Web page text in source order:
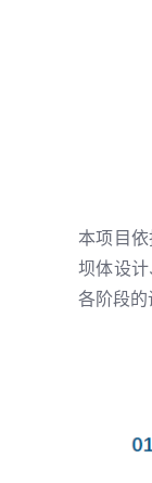
本项目
坝体设
各阶段的